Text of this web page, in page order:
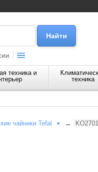
техника и
техника
чайники Tefal ▼ →